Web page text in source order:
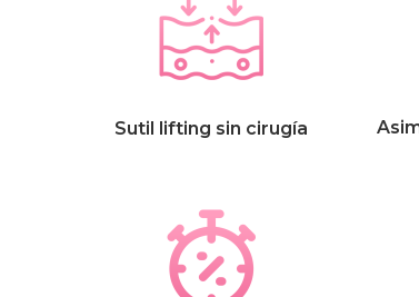
Sutil lifting sin cirugía